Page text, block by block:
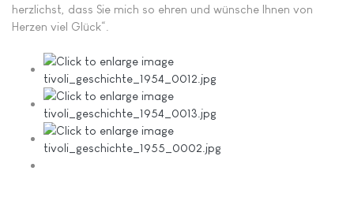
herzlichst, dass Sie mich so ehren und wünsche Ihnen von
Herzen viel Glück“.